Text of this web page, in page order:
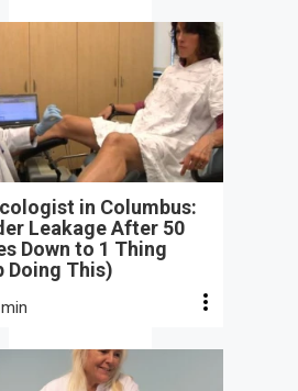
in Columbus:
Leakage After 50
Down to 1 Thing
Doing This)